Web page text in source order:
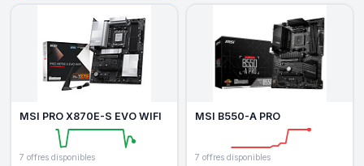
MSI PRO X870E-S EVO WIFI
7 offres disponibles
MSI B550-A PRO
7 offres disponibles